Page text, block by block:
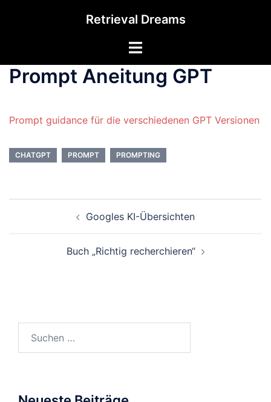
Retrieval Dreams
Menü
Prompt Aneitung GPT
Prompt guidance für die verschiedenen GPT Versionen
CHATGPT PROMPT PROMPTING
Navigation Googles KI-Übersichten
Buch „Richtig recherchieren“